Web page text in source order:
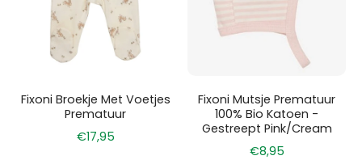
Fixoni Broekje Met Voetjes
Prematuur
€17,95
Fixoni Mutsje Prematuur
100% Bio Katoen -
Gestreept Pink/Cream
€8,95